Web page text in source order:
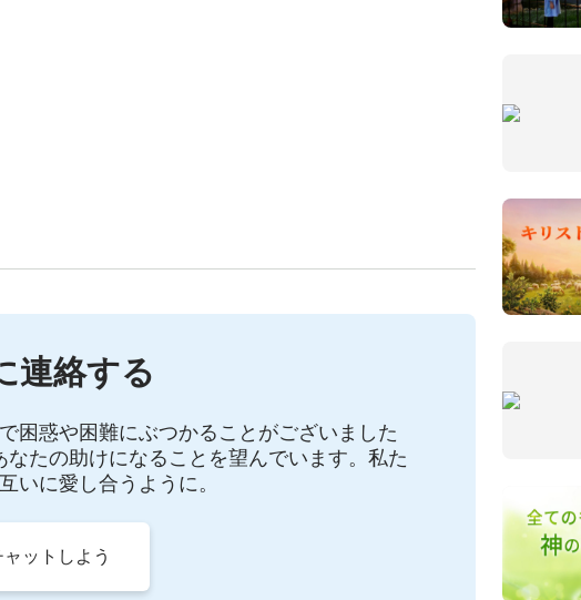
連絡する
困惑や困難にぶつかることがございました
たの助けになることを望んでいます。私た
いに愛し合うように。
ットしよう